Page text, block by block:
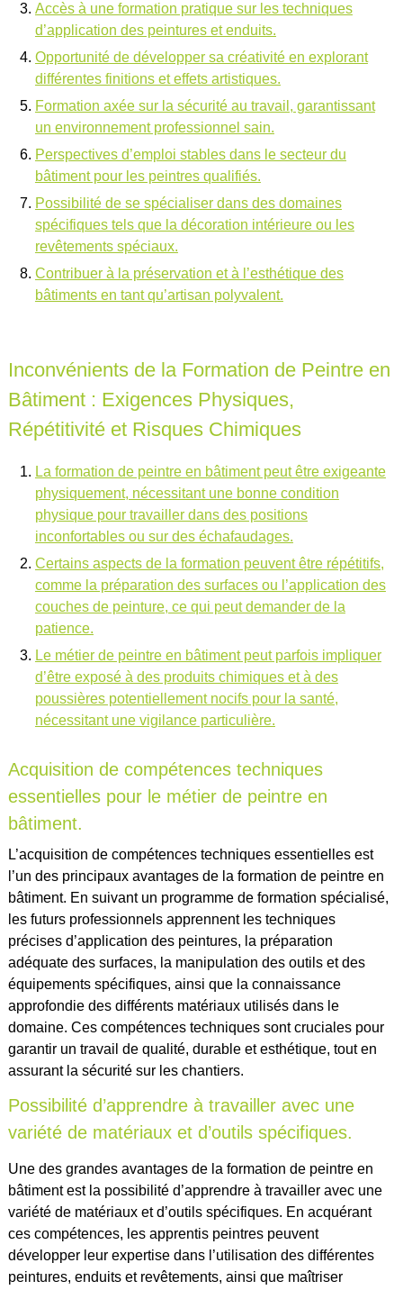
Accès à une formation pratique sur les techniques
d’application des peintures et enduits.
Opportunité de développer sa créativité en explorant
différentes finitions et effets artistiques.
Formation axée sur la sécurité au travail, garantissant
un environnement professionnel sain.
Perspectives d’emploi stables dans le secteur du
bâtiment pour les peintres qualifiés.
Possibilité de se spécialiser dans des domaines
spécifiques tels que la décoration intérieure ou les
revêtements spéciaux.
Contribuer à la préservation et à l’esthétique des
bâtiments en tant qu’artisan polyvalent.
Inconvénients de la Formation de Peintre en
Bâtiment : Exigences Physiques,
Répétitivité et Risques Chimiques
La formation de peintre en bâtiment peut être exigeante
physiquement, nécessitant une bonne condition
physique pour travailler dans des positions
inconfortables ou sur des échafaudages.
Certains aspects de la formation peuvent être répétitifs,
comme la préparation des surfaces ou l’application des
couches de peinture, ce qui peut demander de la
patience.
Le métier de peintre en bâtiment peut parfois impliquer
d’être exposé à des produits chimiques et à des
poussières potentiellement nocifs pour la santé,
nécessitant une vigilance particulière.
Acquisition de compétences techniques
essentielles pour le métier de peintre en
bâtiment.
L’acquisition de compétences techniques essentielles est
l’un des principaux avantages de la formation de peintre en
bâtiment. En suivant un programme de formation spécialisé,
les futurs professionnels apprennent les techniques
précises d’application des peintures, la préparation
adéquate des surfaces, la manipulation des outils et des
équipements spécifiques, ainsi que la connaissance
approfondie des différents matériaux utilisés dans le
domaine. Ces compétences techniques sont cruciales pour
garantir un travail de qualité, durable et esthétique, tout en
assurant la sécurité sur les chantiers.
Possibilité d’apprendre à travailler avec une
variété de matériaux et d’outils spécifiques.
Une des grandes avantages de la formation de peintre en
bâtiment est la possibilité d’apprendre à travailler avec une
variété de matériaux et d’outils spécifiques. En acquérant
ces compétences, les apprentis peintres peuvent
développer leur expertise dans l’utilisation des différentes
peintures, enduits et revêtements, ainsi que maîtriser